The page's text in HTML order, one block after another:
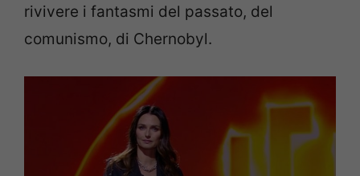
rivivere i fantasmi del passato, del
comunismo, di Chernobyl.